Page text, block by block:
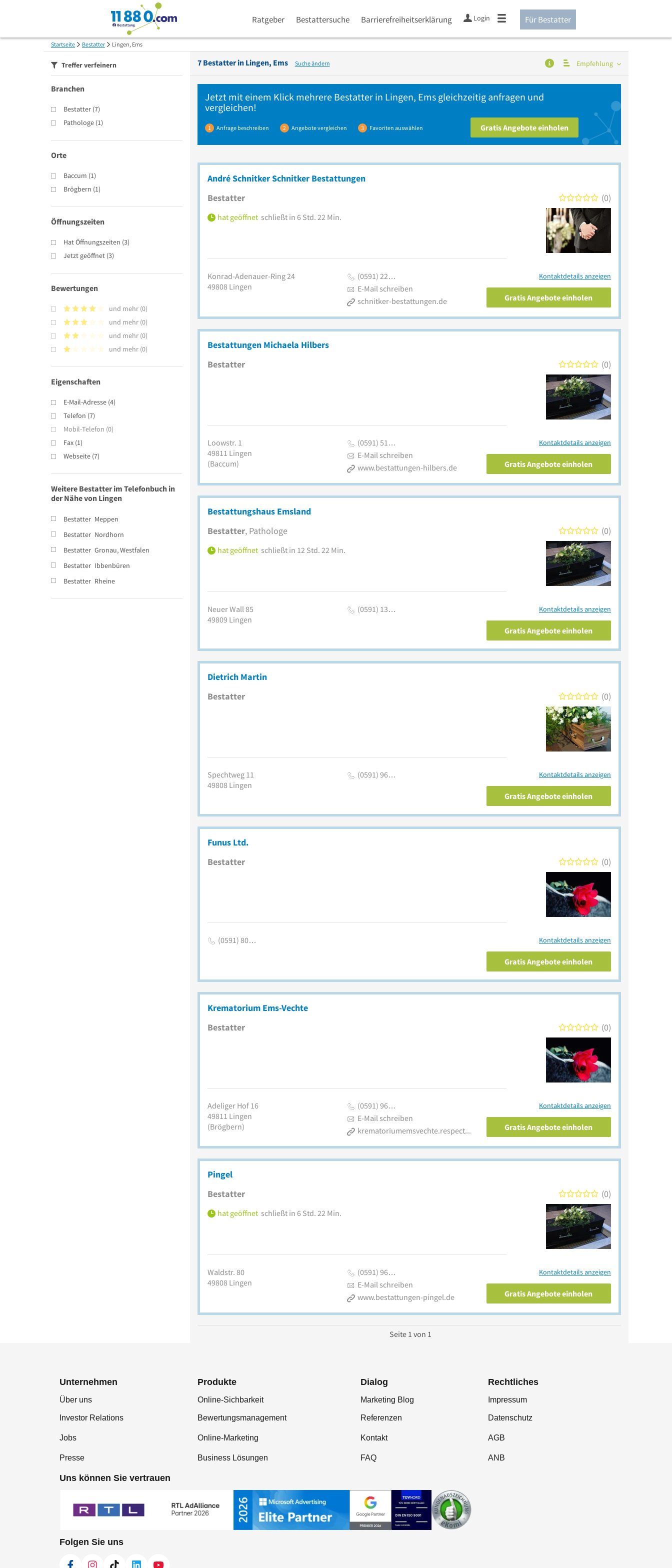
Ratgeber Bestattersuche Barrierefreiheitserklärung Login Für Bestatter
Startseite Bestatter Lingen, Ems
Treffer verfeinern
Branchen
Bestatter (7)
Pathologe (1)
Orte
Baccum (1)
Brögbern (1)
Öffnungszeiten
Hat Öffnungszeiten (3)
Jetzt geöffnet (3)
Bewertungen
und mehr (0)
und mehr (0)
und mehr (0)
und mehr (0)
Eigenschaften
E-Mail-Adresse (4)
Telefon (7)
Mobil-Telefon (0)
Fax (1)
Webseite (7)
Weitere Bestatter im Telefonbuch in
der Nähe von Lingen
Bestatter Meppen
Bestatter Nordhorn
Bestatter Gronau, Westfalen
Bestatter Ibbenbüren
Bestatter Rheine
7 Bestatter in Lingen, Ems Suche ändern Empfehlung
1 Anfrage beschreiben 2 Angebote vergleichen 3 Favoriten auswählen
Jetzt mit einem Klick mehrere Bestatterin Lingen, Ems gleichzeitig anfragen und
vergleichen!
Gratis Angebote einholen
André Schnitker Schnitker Bestattungen
Bestatter
hat geöffnet schließt in 6 Std. 22 Min.
0
Konrad-Adenauer-Ring 24
49808 Lingen
(0591) 22…
E-Mail schreiben
schnitker-bestattungen.de
Kontaktdetails anzeigen
Gratis Angebote einholen
Bestattungen Michaela Hilbers
Bestatter
0
Loowstr. 1
49811 Lingen
(Baccum)
(0591) 51…
E-Mail schreiben
www.bestattungen-hilbers.de
Kontaktdetails anzeigen
Gratis Angebote einholen
Bestattungshaus Emsland
Bestatter, Pathologe
hat geöffnet schließt in 12 Std. 22 Min.
0
Neuer Wall 85
49809 Lingen
(0591) 13… Kontaktdetails anzeigen
Gratis Angebote einholen
Dietrich Martin
Bestatter
0
Spechtweg 11
49808 Lingen
(0591) 96… Kontaktdetails anzeigen
Gratis Angebote einholen
Funus Ltd.
Bestatter
0
(0591) 80… Kontaktdetails anzeigen
Gratis Angebote einholen
Krematorium Ems-Vechte
Bestatter
0
Adeliger Hof 16
49811 Lingen
(Brögbern)
(0591) 96…
E-Mail schreiben
krematoriumemsvechte.respectrum.info
Kontaktdetails anzeigen
Gratis Angebote einholen
Pingel
Bestatter
hat geöffnet schließt in 6 Std. 22 Min.
0
Waldstr. 80
49808 Lingen
(0591) 96…
E-Mail schreiben
www.bestattungen-pingel.de
Kontaktdetails anzeigen
Gratis Angebote einholen
Seite 1 von 1
Unternehmen
Über uns
Investor Relations
Jobs
Presse
Produkte
Online-Sichbarkeit
Bewertungsmanagement
Online-Marketing
Business Lösungen
Dialog
Marketing Blog
Referenzen
Kontakt
FAQ
Rechtliches
Impressum
Datenschutz
AGB
ANB
Uns können Sie vertrauen
Folgen Sie uns